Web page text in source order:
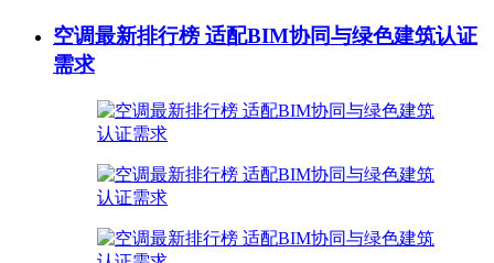
空调最新排行榜 适配BIM协同与绿色建筑认证
需求